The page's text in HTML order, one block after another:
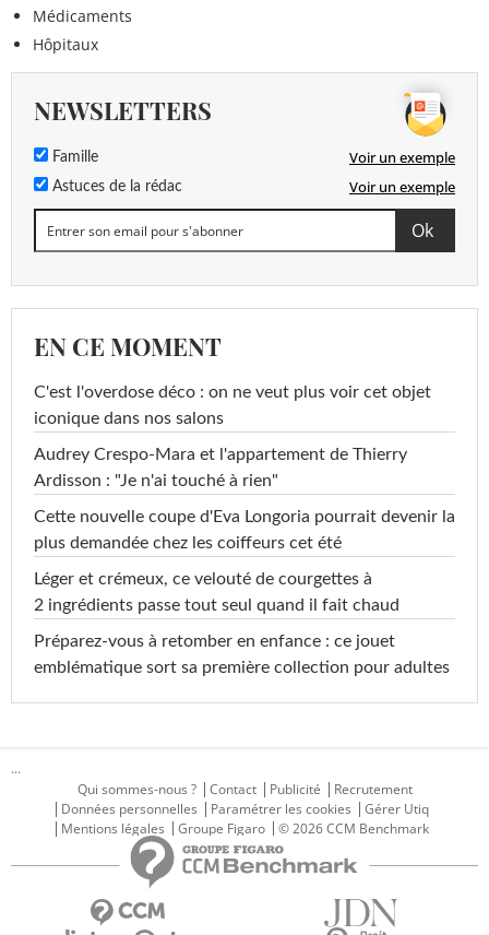
Médicaments
Hôpitaux
NEWSLETTERS
Famille Voir un exemple
Astuces de la rédac Voir un exemple
EN CE MOMENT
C'est l'overdose déco : on ne veut plus voir cet objet
iconique dans nos salons
Audrey Crespo-Mara et l'appartement de Thierry
Ardisson : "Je n'ai touché à rien"
Cette nouvelle coupe d'Eva Longoria pourrait devenir la
plus demandée chez les coiffeurs cet été
Léger et crémeux, ce velouté de courgettes à
2 ingrédients passe tout seul quand il fait chaud
Préparez-vous à retomber en enfance : ce jouet
emblématique sort sa première collection pour adultes
...
Qui sommes-nous ?
Contact Publicité
Recrutement
Données personnelles
Paramétrer les cookies
Gérer Utiq
Mentions légales
Groupe Figaro © 2026 CCM Benchmark